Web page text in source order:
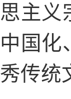
思主义
中国化
秀传统